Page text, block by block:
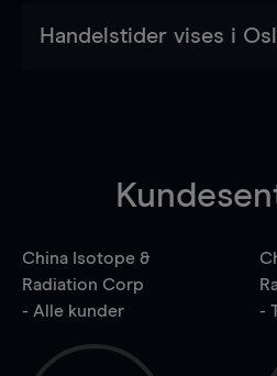
Handelstider vises i
China Isotope &
Radiation Corp
- Alle kunder
-